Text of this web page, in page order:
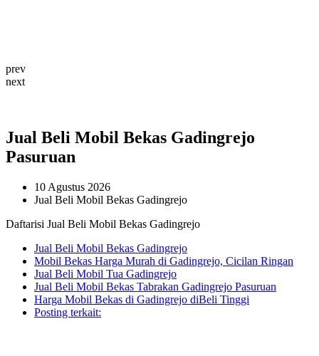
prev
next
Jual Beli Mobil Bekas Gadingrejo
Pasuruan
10 Agustus 2026
Jual Beli Mobil Bekas Gadingrejo
Daftarisi Jual Beli Mobil Bekas Gadingrejo
Jual Beli Mobil Bekas Gadingrejo
Mobil Bekas Harga Murah di Gadingrejo, Cicilan Ringan
Jual Beli Mobil Tua Gadingrejo
Jual Beli Mobil Bekas Tabrakan Gadingrejo Pasuruan
Harga Mobil Bekas di Gadingrejo diBeli Tinggi
Posting terkait: